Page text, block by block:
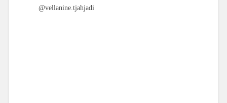
@vellanine.tjahjadi